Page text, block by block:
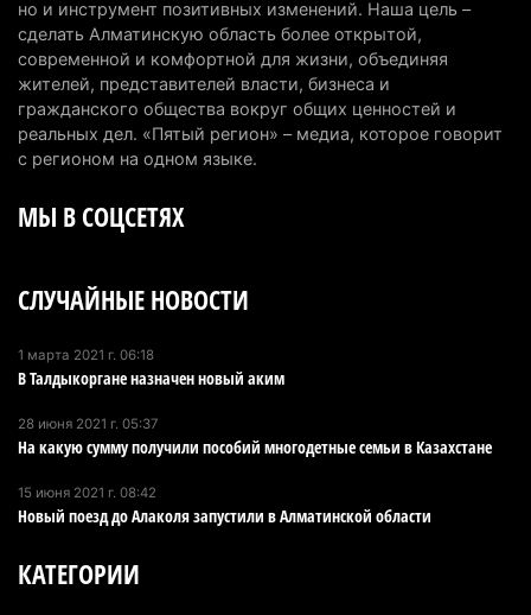
3 августа 2026 г. 20:46 151
Солдат-срочник выпал из окна четвертого этажа
казармы в Конаеве
3 августа 2026 г. 18:08 166
природу Алматинской области
Кыргызстан обогнал Казахстан по темпам роста
Алматинской области
3 августа 2026 г. 15:43
На выборах в Курултай можно будет
проголосовать «Против всех»
3 августа 2026 г. 13:51
мусора за 11 млрд тенге
но и инструмент позитивных изменений. Наша цель –
сделать Алматинскую область более открытой,
современной и комфортной для жизни, объединяя
жителей, представителей власти, бизнеса и
гражданского общества вокруг общих ценностей и
реальных дел. «Пятый регион» – медиа, которое говорит
с регионом на одном языке.
МЫ В СОЦСЕТЯХ
СЛУЧАЙНЫЕ НОВОСТИ
1 марта 2021 г. 06:18
В Талдыкоргане назначен новый аким
28 июня 2021 г. 05:37
На какую сумму получили пособий многодетные семьи в Казахстане
15 июня 2021 г. 08:42
Новый поезд до Алаколя запустили в Алматинской области
КАТЕГОРИИ